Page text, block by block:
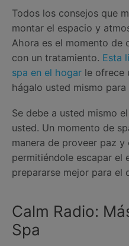
Todos los consejos que
montar el espacio y
Ahora es el momento de
con un tratamiento. Esta
spa en el hogar le ofrece
hágalo usted mismo para
Se debe a usted mismo
usted. Un momento de
manera de proveer paz y
permitiéndole escapar el
prepararse mejor para el
Calm Radio:
Spa